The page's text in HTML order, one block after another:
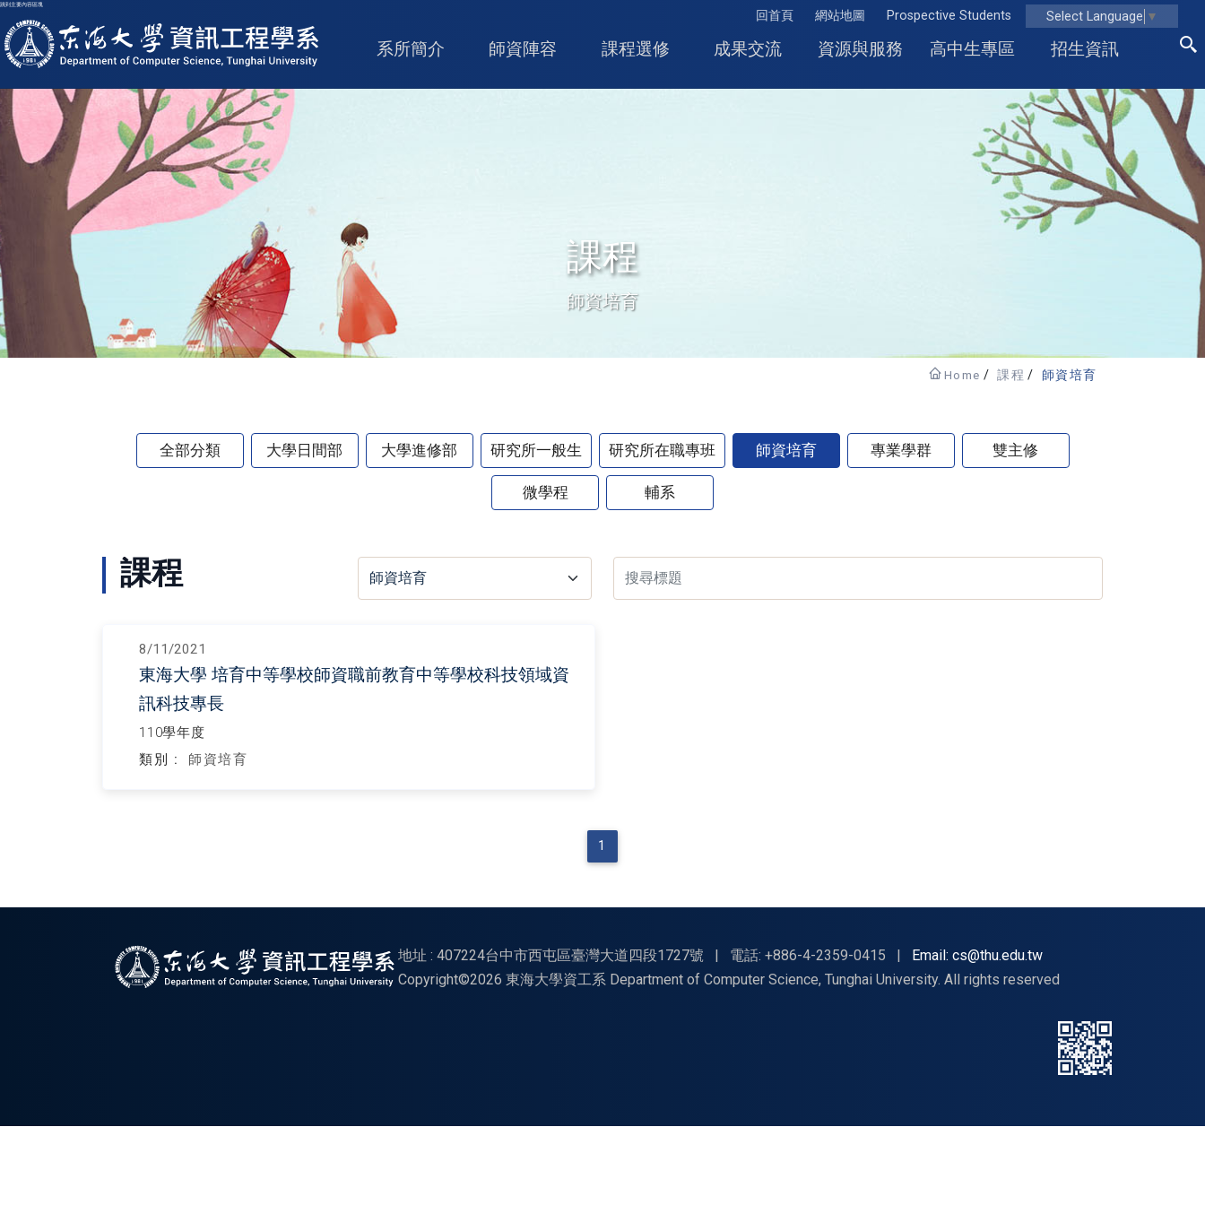
跳到主要內容區塊
回首頁 網站地圖 Prospective Students Select Language ▼
東海大學logo
系所簡介 師資陣容 課程選修 成果交流 資源與服務 高中生專區 招生資訊
課程
師資培育
Home 課程 師資培育
全部分類 大學日間部 大學進修部 研究所一般生 研究所在職專班 師資培育 專業學群 雙主修
微學程 輔系
課程
8/11/2021
東海大學 培育中等學校師資職前教育中等學校科技領域資
訊科技專長
110學年度
類別 :
師資培育
1
地址 : 407224台中市西屯區臺灣大道四段1727號 | 電話: +886-4-2359-0415 |
Email: cs@thu.edu.tw
Copyright©2026 東海大學資工系 Department of Computer Science, Tunghai University. All rights reserved